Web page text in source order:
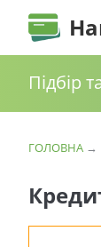
Підбір
ГОЛОВНА →